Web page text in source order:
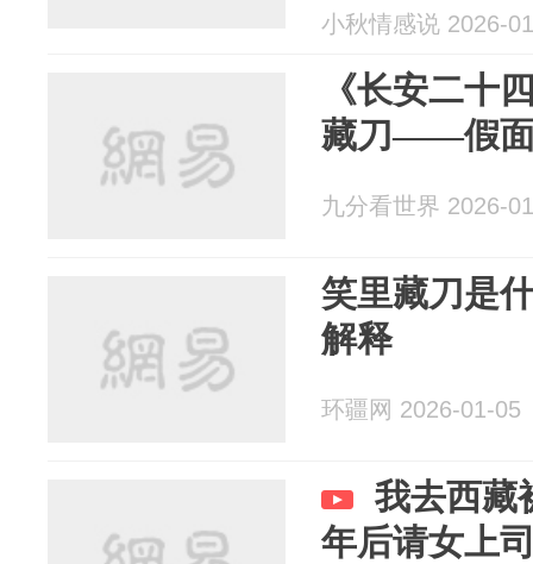
小秋情感说 2026-
《长安二十
藏刀——假面
九分看世界 2026-
笑里藏刀是
解释
环疆网 2026-01-05
我去西藏
年后请女上